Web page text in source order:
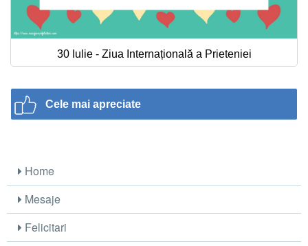
30 Iulie - Ziua Internațională a Prieteniei
Cele mai apreciate
Home
Mesaje
Felicitari